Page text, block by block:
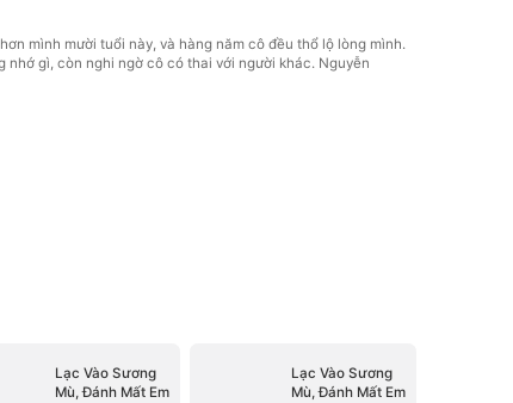
mình mười tuổi này, và hàng năm cô đều thổ lộ lòng mình.
nhớ gì, còn nghi ngờ cô có thai với người khác. Nguyễn
Lạc Vào Sương
Mù, Đánh Mất Em
Lạc Vào Sương
Mù, Đánh Mất Em